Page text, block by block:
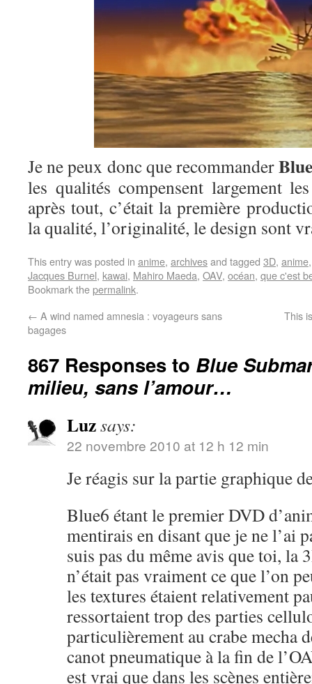
Je ne peux donc que recommander
les qualités compensent largement
après tout, c’était la première
la qualité, l’originalité, le design sont
This entry was posted in anime, archivesand tagged 3D, anime
Jacques Burnel, kawai, Mahiro Maeda, OAV, océan, que c'est
Bookmark thepermalink.
← A wind named amnesia : voyageurs sans
bagages
This
867 Responses to Blue
milieu, sans l’amour…
Luzsays:
22 novembre 2010 at 12 h 12 min
Je réagis sur la partie graphique
Blue6 étant le premier DVD
mentirais en disant que je ne l’ai
suis pas du même avis que toi, la
n’était pas vraiment ce que l’on
les textures étaient relativement
ressortaient trop des parties
particulièrement au crabe mecha
canot pneumatique à la fin de
est vrai que dans les scènes